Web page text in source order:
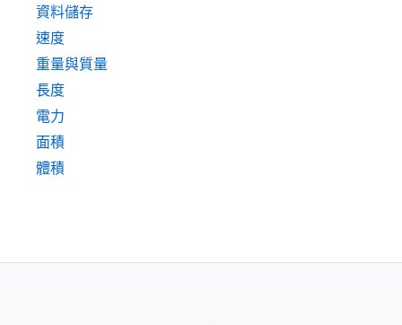
資料儲存
速度
重量與質量
長度
電力
面積
體積